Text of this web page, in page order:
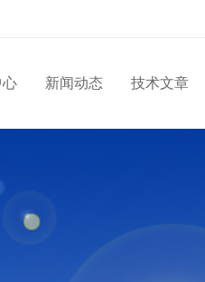
心 新闻动态 技术文章